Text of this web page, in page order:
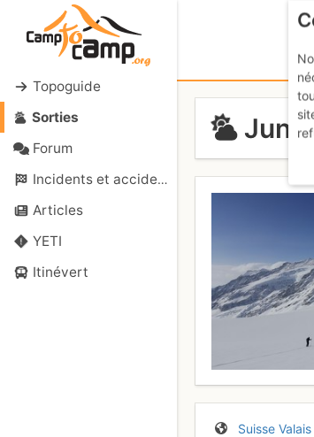
Topoguide
Sorties
Forum
Incidents et accidents
Articles
YETI
Itinévert
Suisse Valais